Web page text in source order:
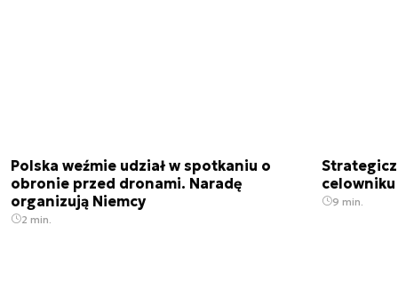
Polska weźmie udział w spotkaniu o
obronie przed dronami. Naradę
organizują Niemcy
2 min.
9 min.